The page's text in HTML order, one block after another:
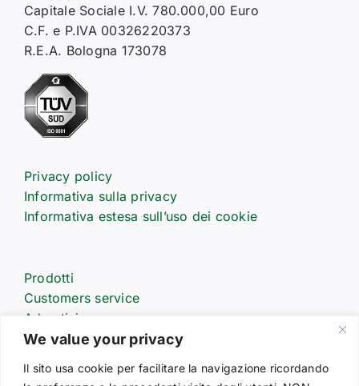
We value your privacy
Il sito usa cookie per facilitare la navigazione ricordando
Capitale Sociale I.V. 780.000,00 Euro
C.F. e P.IVA 00326220373
R.E.A. Bologna 173078
Privacy policy
Informativa sulla privacy
Informativa estesa sull’uso dei cookie
Prodotti
Customers service
Advertising
Partners
Segnalazioni